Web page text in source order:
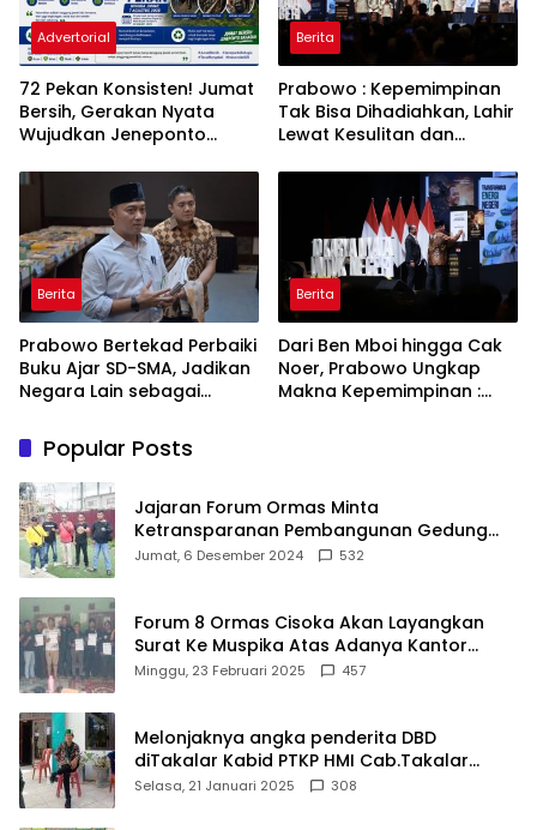
Advertorial
72 Pekan Konsisten! Jumat
Bersih, Gerakan Nyata
Wujudkan Jeneponto
ASRI
Berita
Prabowo : Kepemimpinan
Tak Bisa Dihadiahkan, Lahir
Lewat Kesulitan dan
Berita
Prabowo Bertekad Perbaiki
Buku Ajar SD-SMA, Jadikan
Negara Lain sebagai
Berita
Dari Ben Mboi hingga Cak
Noer, Prabowo Ungkap
Makna Kepemimpinan :
Popular Posts
Jajaran Forum Ormas Minta
Ketransparanan Pembangunan Gedung
Damkar Di Kecamatan Cisoka
Jumat, 6 Desember 2024 532
Forum 8 Ormas Cisoka Akan Layangkan
Surat Ke Muspika Atas Adanya Kantor
Matel di Cisoka
Minggu, 23 Februari 2025 457
Melonjaknya angka penderita DBD
diTakalar Kabid PTKP HMI Cab.Takalar
angkat bicara
Selasa, 21 Januari 2025 308